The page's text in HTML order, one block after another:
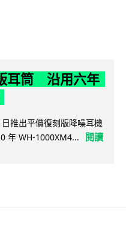
耳筒 沿用六年
推出平價復刻版降噪耳機
年 WH-1000XM4...
閱讀